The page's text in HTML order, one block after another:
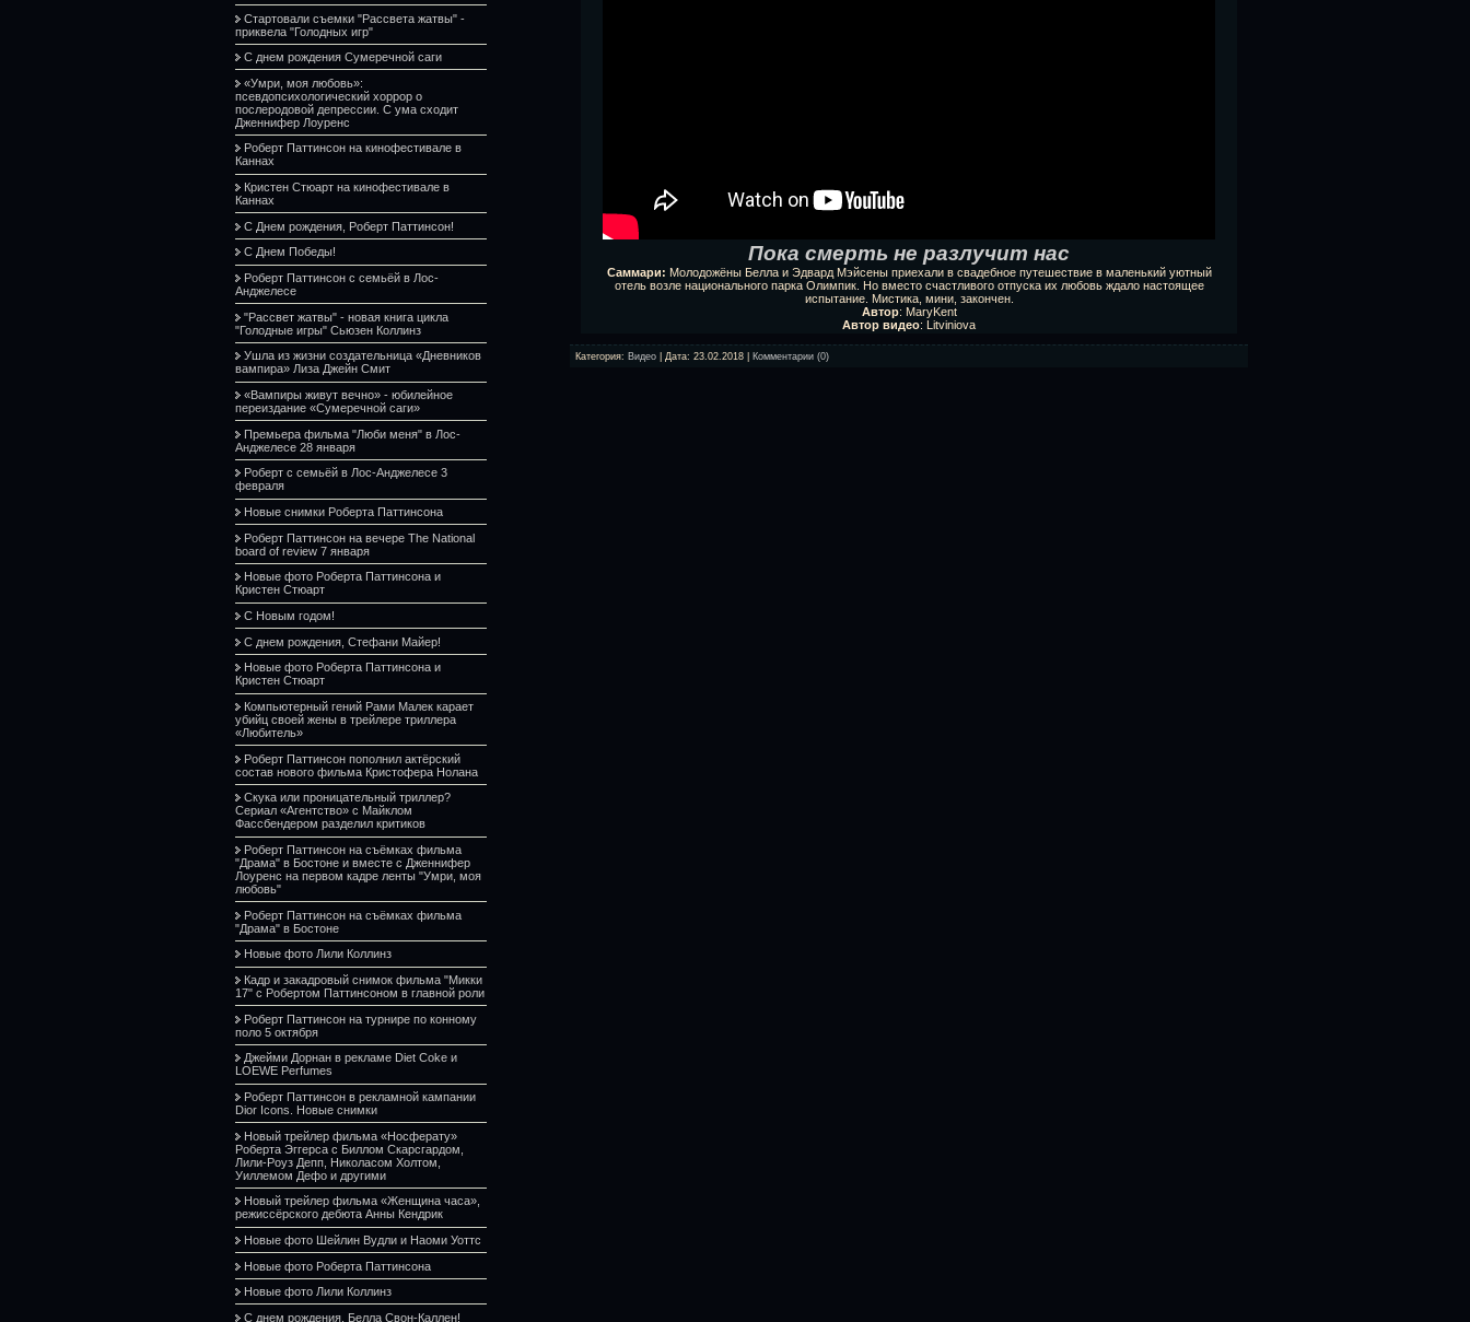
Стартовали съемки "Рассвета жатвы" -
приквела "Голодных игр"
С днем рождения Сумеречной саги
«Умри, моя любовь»:
псевдопсихологический хоррор о
послеродовой депрессии. С ума сходит
Дженнифер Лоуренс
Роберт Паттинсон на кинофестивале в
Каннах
Кристен Стюарт на кинофестивале в
Каннах
С Днем рождения, Роберт Паттинсон!
С Днем Победы!
Роберт Паттинсон с семьёй в Лос-
Анджелесе
"Рассвет жатвы" - новая книга цикла
"Голодные игры" Сьюзен Коллинз
Ушла из жизни создательница «Дневников
вампира» Лиза Джейн Смит
«Вампиры живут вечно» - юбилейное
переиздание «Сумеречной саги»
Премьера фильма "Люби меня" в Лос-
Анджелесе 28 января
Роберт с семьёй в Лос-Анджелесе 3
февраля
Новые снимки Роберта Паттинсона
Роберт Паттинсон на вечере The National
board of review 7 января
Новые фото Роберта Паттинсона и
Кристен Стюарт
С Новым годом!
С днем рождения, Стефани Майер!
Новые фото Роберта Паттинсона и
Кристен Стюарт
Компьютерный гений Рами Малек карает
убийц своей жены в трейлере триллера
«Любитель»
Роберт Паттинсон пополнил актёрский
состав нового фильма Кристофера Нолана
Скука или проницательный триллер?
Сериал «Агентство» с Майклом
Фассбендером разделил критиков
Роберт Паттинсон на съёмках фильма
"Драма" в Бостоне и вместе с Дженнифер
Лоуренс на первом кадре ленты "Умри, моя
любовь"
Роберт Паттинсон на съёмках фильма
"Драма" в Бостоне
Новые фото Лили Коллинз
Кадр и закадровый снимок фильма "Микки
17" с Робертом Паттинсоном в главной роли
Роберт Паттинсон на турнире по конному
поло 5 октября
Джейми Дорнан в рекламе Diet Coke и
LOEWE Perfumes
Роберт Паттинсон в рекламной кампании
Dior Icons. Новые снимки
Новый трейлер фильма «Носферату»
Роберта Эггерса с Биллом Скарсгардом,
Лили-Роуз Депп, Николасом Холтом,
Уиллемом Дефо и другими
Новый трейлер фильма «Женщина часа»,
режиссёрского дебюта Анны Кендрик
Новые фото Шейлин Вудли и Наоми Уоттс
Новые фото Роберта Паттинсона
Новые фото Лили Коллинз
С днем рождения, Белла Свон-Каллен!
Пока смерть не разлучит нас
Саммари: Молодожёны Белла и Эдвард Мэйсены приехали в свадебное путешествие в маленький уютный
отель возле национального парка Олимпик. Но вместо счастливого отпуска их любовь ждало настоящее
испытание. Мистика, мини, закончен.
Автор: MaryKent
Автор видео: Litviniova
Категория: Видео | Дата: 23.02.2018 Комментарии (0)